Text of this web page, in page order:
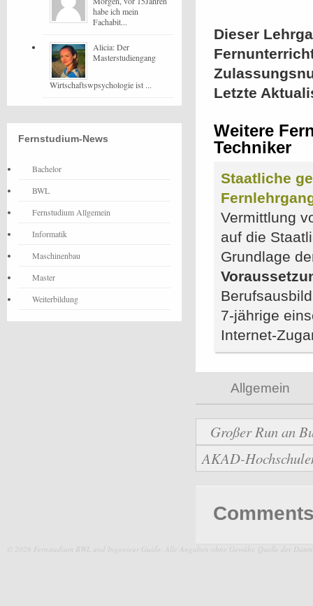
Dieser
Letzte
Weitere
Techniker
Staatliche
Vermittlung
auf die
Grundlage
7-jährige
Internet-
Allgemein
Großer Run an
AKAD-
habe ich mein
Fachabit...
Alicia: Der
Masterstudiengang
Wirtschaftswpsychologie ist ...
Fernstudium-News
Bachelor
BWL
Fernstudium Allgemein
Informatik
Maschinenbau
Master
Weiterbildung
© 2026 Fernstudium BWL und Ingenieur Guide. Alle Angaben ohne Gewähr. Quelle der